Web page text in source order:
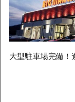
大型駐車場完備